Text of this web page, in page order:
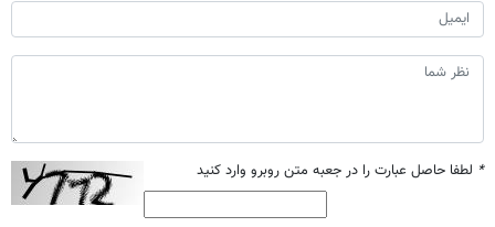
* لطفا حاصل عبارت را در جعبه متن روبرو وارد کنید